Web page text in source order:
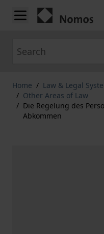
Skip to Content
Home / Law & Legal
/ Other Areas of Law
/ Die Regelung des
Abkommen